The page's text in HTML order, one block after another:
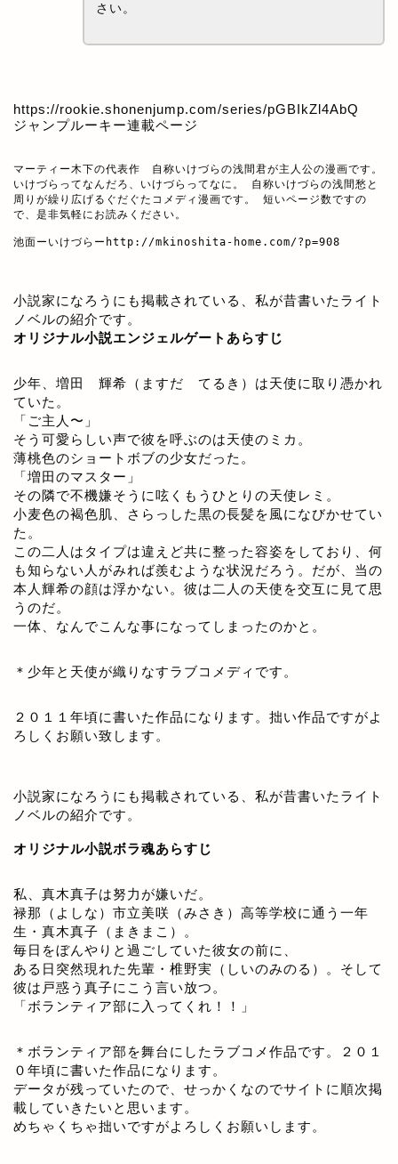
さい。
https://rookie.shonenjump.com/series/pGBIkZl4AbQ
ジャンプルーキー連載ページ
マーティー木下の代表作　自称いけづらの浅間君が主人公の漫画です。
いけづらってなんだろ、いけづらってなに。 自称いけづらの浅間愁と
周りが繰り広げるぐだぐたコメディ漫画です。 短いページ数ですの
で、是非気軽にお読みください。
池面ーいけづらー http://mkinoshita-home.com/?p=908
小説家になろうにも掲載されている、私が昔書いたライト
ノベルの紹介です。
オリジナル小説エンジェルゲートあらすじ
少年、増田 輝希（ますだ てるき）は天使に取り憑かれ
ていた。
「ご主人〜」
そう可愛らしい声で彼を呼ぶのは天使のミカ。
薄桃色のショートボブの少女だった。
「増田のマスター」
その隣で不機嫌そうに呟くもうひとりの天使レミ。
小麦色の褐色肌、さらっした黒の長髪を風になびかせてい
た。
この二人はタイプは違えど共に整った容姿をしており、何
も知らない人がみれば羨むような状況だろう。だが、当の
本人輝希の顔は浮かない。彼は二人の天使を交互に見て思
うのだ。
一体、なんでこんな事になってしまったのかと。
＊少年と天使が織りなすラブコメディです。
２０１１年頃に書いた作品になります。拙い作品ですがよ
ろしくお願い致します。
小説家になろうにも掲載されている、私が昔書いたライト
ノベルの紹介です。
オリジナル小説ボラ魂あらすじ
私、真木真子は努力が嫌いだ。
禄那（よしな）市立美咲（みさき）高等学校に通う一年
生・真木真子（まきまこ）。
毎日をぼんやりと過ごしていた彼女の前に、
ある日突然現れた先輩・椎野実（しいのみのる）。そして
彼は戸惑う真子にこう言い放つ。
「ボランティア部に入ってくれ！！」
＊ボランティア部を舞台にしたラブコメ作品です。２０１
０年頃に書いた作品になります。
データが残っていたので、せっかくなのでサイトに順次掲
載していきたいと思います。
めちゃくちゃ拙いですがよろしくお願いします。